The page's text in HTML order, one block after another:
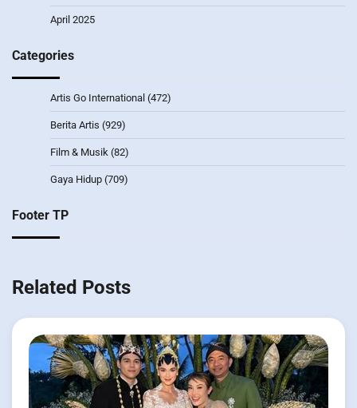
April 2025
Categories
Artis Go International (472)
Berita Artis (929)
Film & Musik (82)
Gaya Hidup (709)
Footer TP
Related Posts